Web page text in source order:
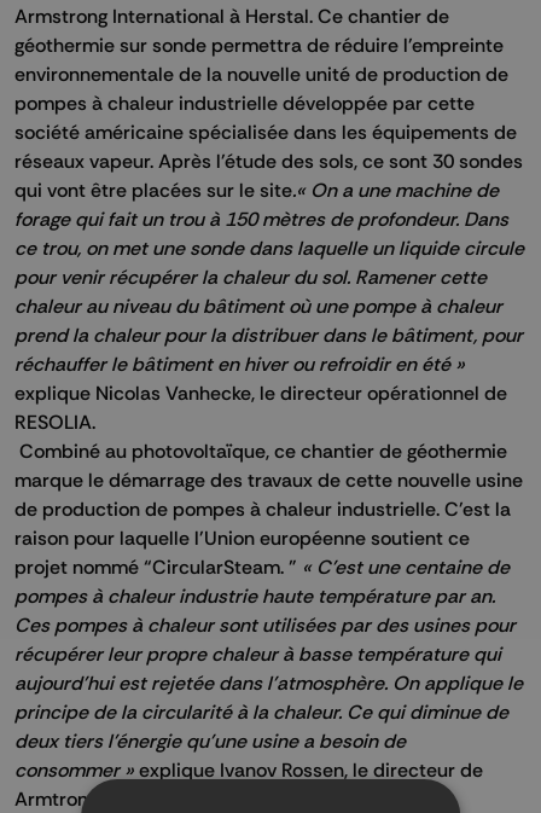
Armstrong International à Herstal. Ce chantier de
géothermie sur sonde permettra de réduire l'empreinte
environnementale de la nouvelle unité de production de
pompes à chaleur industrielle développée par cette
société américaine spécialisée dans les équipements de
réseaux vapeur. Après l'étude des sols, ce sont 30 sondes
qui vont être placées sur le site.« On a une machine de
forage qui fait un trou à 150 mètres de profondeur. Dans
ce trou, on met une sonde dans laquelle un liquide circule
pour venir récupérer la chaleur du sol. Ramener cette
chaleur au niveau du bâtiment où une pompe à chaleur
prend la chaleur pour la distribuer dans le bâtiment, pour
réchauffer le bâtiment en hiver ou refroidir en été »
explique Nicolas Vanhecke, le directeur opérationnel de
RESOLIA.
Combiné au photovoltaïque, ce chantier de géothermie
marque le démarrage des travaux de cette nouvelle usine
de production de pompes à chaleur industrielle. C'est la
raison pour laquelle l'Union européenne soutient ce
projet nommé “CircularSteam. ” « C'est une centaine de
pompes à chaleur industrie haute température par an.
Ces pompes à chaleur sont utilisées par des usines pour
récupérer leur propre chaleur à basse température qui
aujourd'hui est rejetée dans l'atmosphère. On applique le
principe de la circularité à la chaleur. Ce qui diminue de
deux tiers l'énergie qu'une usine a besoin de
consommer » explique Ivanov Rossen, le directeur de
Armtrong International.